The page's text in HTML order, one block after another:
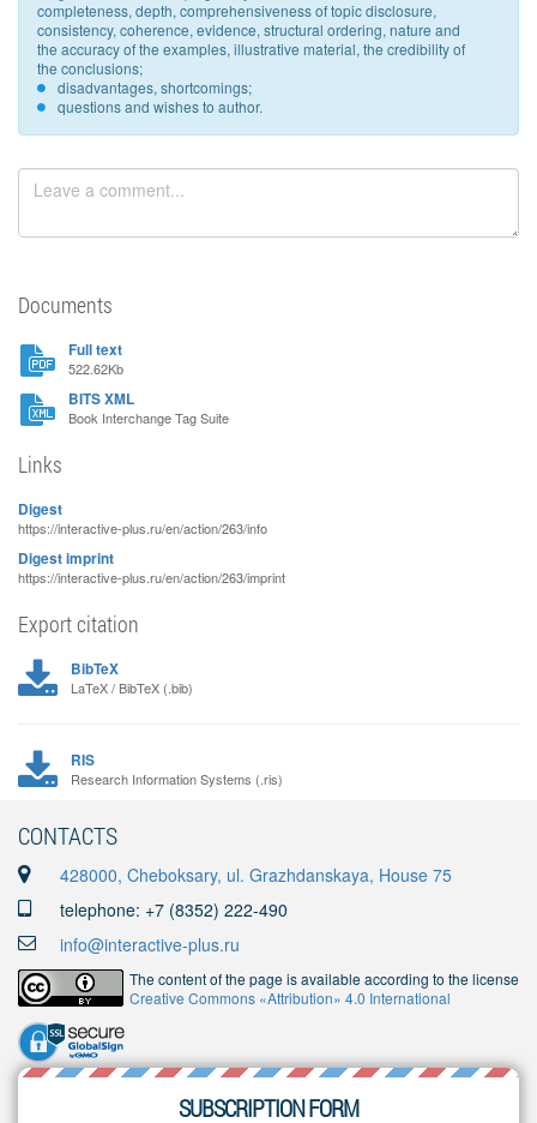
completeness, depth, comprehensiveness of topic disclosure,
consistency, coherence, evidence, structural ordering, nature and
the accuracy of the examples, illustrative material, the credibility of
the conclusions;
disadvantages, shortcomings;
questions and wishes to author.
Documents
Full text
522.62Kb
BITS XML
Book Interchange Tag Suite
Links
Digest
https://interactive-plus.ru/en/action/263/info
Digest imprint
https://interactive-plus.ru/en/action/263/imprint
Export citation
BibTeX
LaTeX / BibTeX (.bib)
RIS
Research Information Systems (.ris)
CONTACTS
428000, Cheboksary, ul. Grazhdanskaya, House 75
telephone: +7 (8352) 222-490
info@interactive-plus.ru
The content of the page is available according to the license
Creative Commons «Attribution» 4.0 International
SUBSCRIPTION FORM